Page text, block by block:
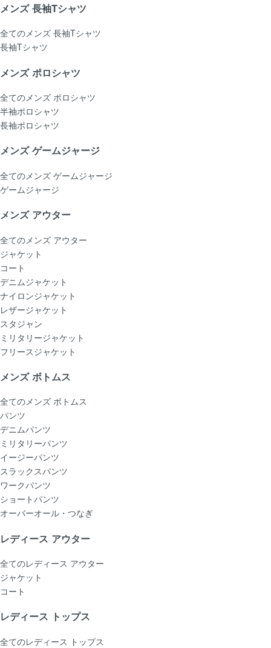
メンズ 長袖Tシャツ
全てのメンズ 長袖Tシャツ
長袖Tシャツ
メンズ ポロシャツ
全てのメンズ ポロシャツ
半袖ポロシャツ
長袖ポロシャツ
メンズ ゲームジャージ
全てのメンズ ゲームジャージ
ゲームジャージ
メンズ アウター
全てのメンズ アウター
ジャケット
コート
デニムジャケット
ナイロンジャケット
レザージャケット
スタジャン
ミリタリージャケット
フリースジャケット
メンズ ボトムス
全てのメンズ ボトムス
パンツ
デニムパンツ
ミリタリーパンツ
イージーパンツ
スラックスパンツ
ワークパンツ
ショートパンツ
オーバーオール・つなぎ
レディース アウター
全てのレディース アウター
ジャケット
コート
レディース トップス
全てのレディース トップス